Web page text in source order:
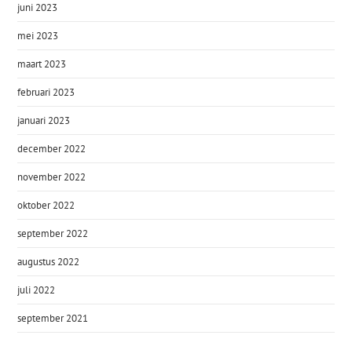
juni 2023
mei 2023
maart 2023
februari 2023
januari 2023
december 2022
november 2022
oktober 2022
september 2022
augustus 2022
juli 2022
september 2021